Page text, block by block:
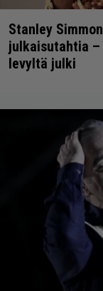
Stanley
julkaisutahtia
levyltä julki